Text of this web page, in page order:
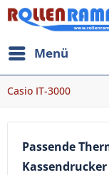
Menü
Casio IT-3000
Passende
Kassendrucker